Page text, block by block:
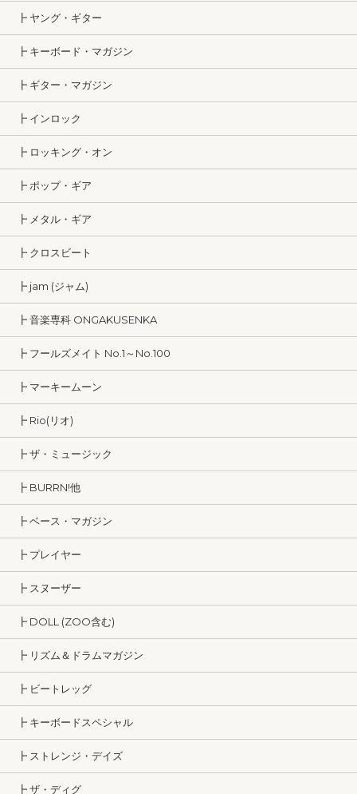
┣ ヤング・ギター
┣ キーボード・マガジン
┣ ギター・マガジン
┣ インロック
┣ ロッキング・オン
┣ ポップ・ギア
┣ メタル・ギア
┣ クロスビート
┣ jam (ジャム)
┣ 音楽専科 ONGAKUSENKA
┣ フールズメイト No.1～No.100
┣ マーキームーン
┣ Rio(リオ)
┣ ザ・ミュージック
┣ BURRN!他
┣ ベース・マガジン
┣ プレイヤー
┣ スヌーザー
┣ DOLL (ZOO含む)
┣ リズム＆ドラムマガジン
┣ ビートレッグ
┣ キーボードスペシャル
┣ ストレンジ・デイズ
┣ ザ・ディグ